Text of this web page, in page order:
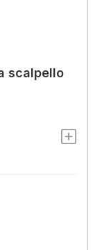
scalpello